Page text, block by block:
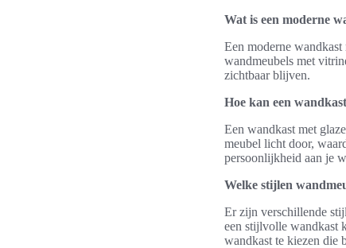
Wat is een moderne
Een moderne
wandmeubels met
zichtbaar blijven.
Hoe kan een
Een wandkast met
meubel licht door,
persoonlijkheid aan je
Welke stijlen
Er zijn verschillende
een stijlvolle wandkast
wandkast te kiezen die